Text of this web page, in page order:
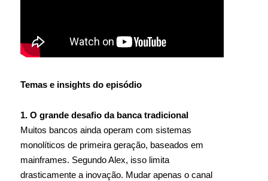
Temas e insights do episódio
1. O grande desafio da banca tradicional
Muitos bancos ainda operam com sistemas
monolíticos de primeira geração, baseados em
mainframes. Segundo Alex, isso limita
drasticamente a inovação. Mudar apenas o canal